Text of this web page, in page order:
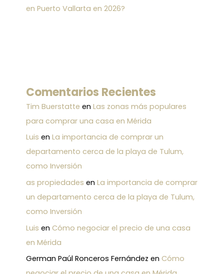
en Puerto Vallarta en 2026?
Comentarios Recientes
Tim Buerstatte en Las zonas más populares
para comprar una casa en Mérida
Luis en La importancia de comprar un
departamento cerca de la playa de Tulum,
como Inversión
as propiedades en La importancia de comprar
un departamento cerca de la playa de Tulum,
como Inversión
Luis en Cómo negociar el precio de una casa
en Mérida
German Paúl Ronceros Fernández en Cómo